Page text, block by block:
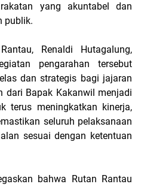
yang akuntabel dan
publik.
Renaldi Hutagalung,
pengarahan tersebut
dan strategis bagi jajaran
dari Bapak Kakanwil menjadi
terus meningkatkan kinerja,
seluruh pelaksanaan
sesuai dengan ketentuan
bahwa Rutan Rantau